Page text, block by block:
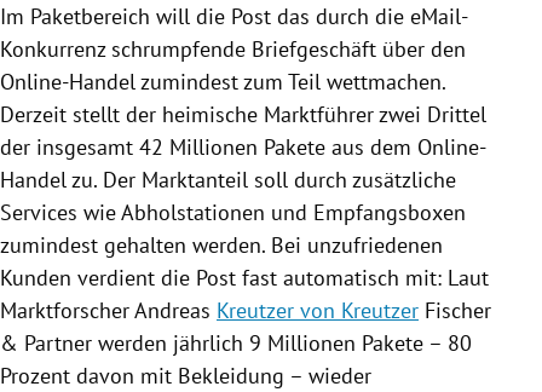
Im Paketbereich will die Post das durch die eMail-
Konkurrenz schrumpfende Briefgeschäft über den
Online-Handel zumindest zum Teil wettmachen.
Derzeit stellt der heimische Marktführer zwei Drittel
der insgesamt 42 Millionen Pakete aus dem Online-
Handel zu. Der Marktanteil soll durch zusätzliche
Services wie Abholstationen und Empfangsboxen
zumindest gehalten werden. Bei unzufriedenen
Kunden verdient die Post fast automatisch mit: Laut
Marktforscher Andreas Kreutzer von Kreutzer Fischer
& Partner werden jährlich 9 Millionen Pakete – 80
Prozent davon mit Bekleidung – wieder